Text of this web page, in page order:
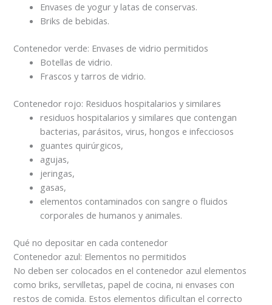
Envases de yogur y latas de conservas.
Briks de bebidas.
Contenedor verde: Envases de vidrio permitidos
Botellas de vidrio.
Frascos y tarros de vidrio.
Contenedor rojo: Residuos hospitalarios y similares
residuos hospitalarios y similares que contengan
bacterias, parásitos, virus, hongos e infecciosos
guantes quirúrgicos,
agujas,
jeringas,
gasas,
elementos contaminados con sangre o fluidos
corporales de humanos y animales.
Qué no depositar en cada contenedor
Contenedor azul: Elementos no permitidos
No deben ser colocados en el contenedor azul elementos
como briks, servilletas, papel de cocina, ni envases con
restos de comida. Estos elementos dificultan el correcto